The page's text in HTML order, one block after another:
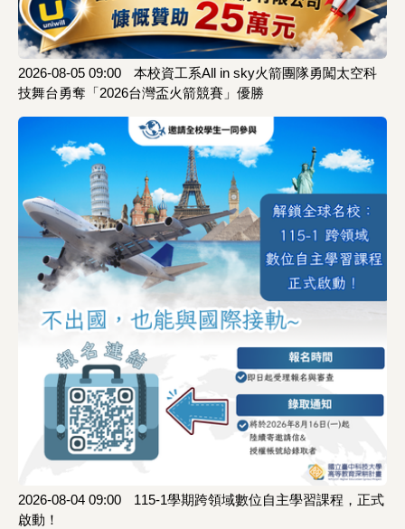
2026-08-05 09:00
本校資工系All in sky火箭團隊勇闖太空科
技舞台勇奪「2026台灣盃火箭競賽」優勝
2026-08-04 09:00
115-1學期跨領域數位自主學習課程，正式
啟動！